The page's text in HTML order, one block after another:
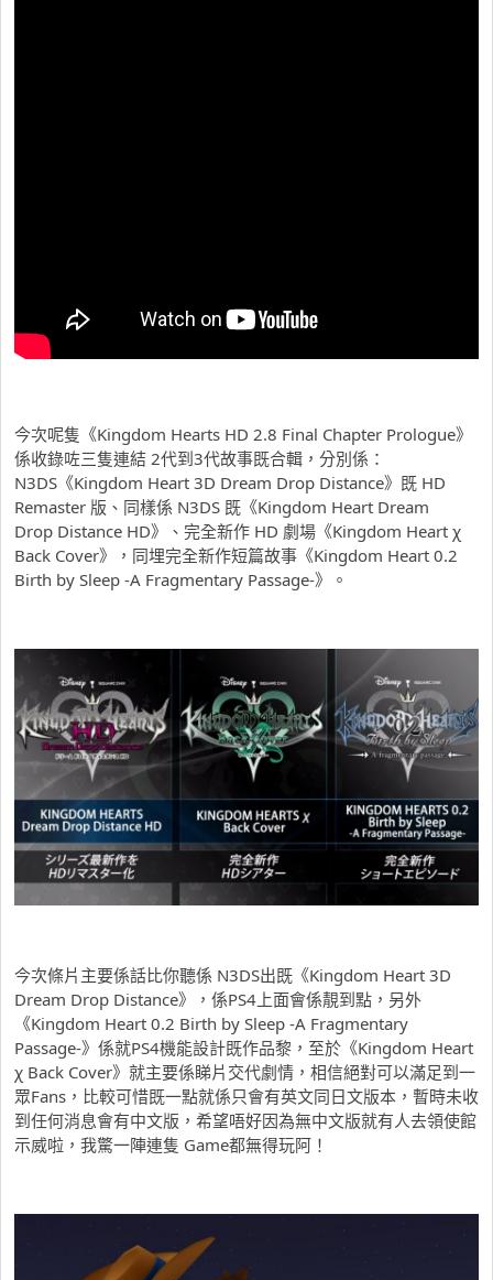
今次呢隻《Kingdom Hearts HD 2.8 Final Chapter Prologue》
係收錄咗三隻連結 2代到3代故事既合輯，分別係：
N3DS《Kingdom Heart 3D Dream Drop Distance》既 HD
Remaster 版、同樣係 N3DS 既《Kingdom Heart Dream
Drop Distance HD》、完全新作 HD 劇場《Kingdom Heart χ
Back Cover》，同埋完全新作短篇故事《Kingdom Heart 0.2
Birth by Sleep -A Fragmentary Passage-》。
今次條片主要係話比你聽係 N3DS出既《Kingdom Heart 3D
Dream Drop Distance》，係PS4上面會係靚到點，另外
《Kingdom Heart 0.2 Birth by Sleep -A Fragmentary
Passage-》係就PS4機能設計既作品黎，至於《Kingdom Heart
χ Back Cover》就主要係睇片交代劇情，相信絕對可以滿足到一
眾Fans，比較可惜既一點就係只會有英文同日文版本，暫時未收
到任何消息會有中文版，希望唔好因為無中文版就有人去領使館
示威啦，我驚一陣連隻 Game都無得玩阿！